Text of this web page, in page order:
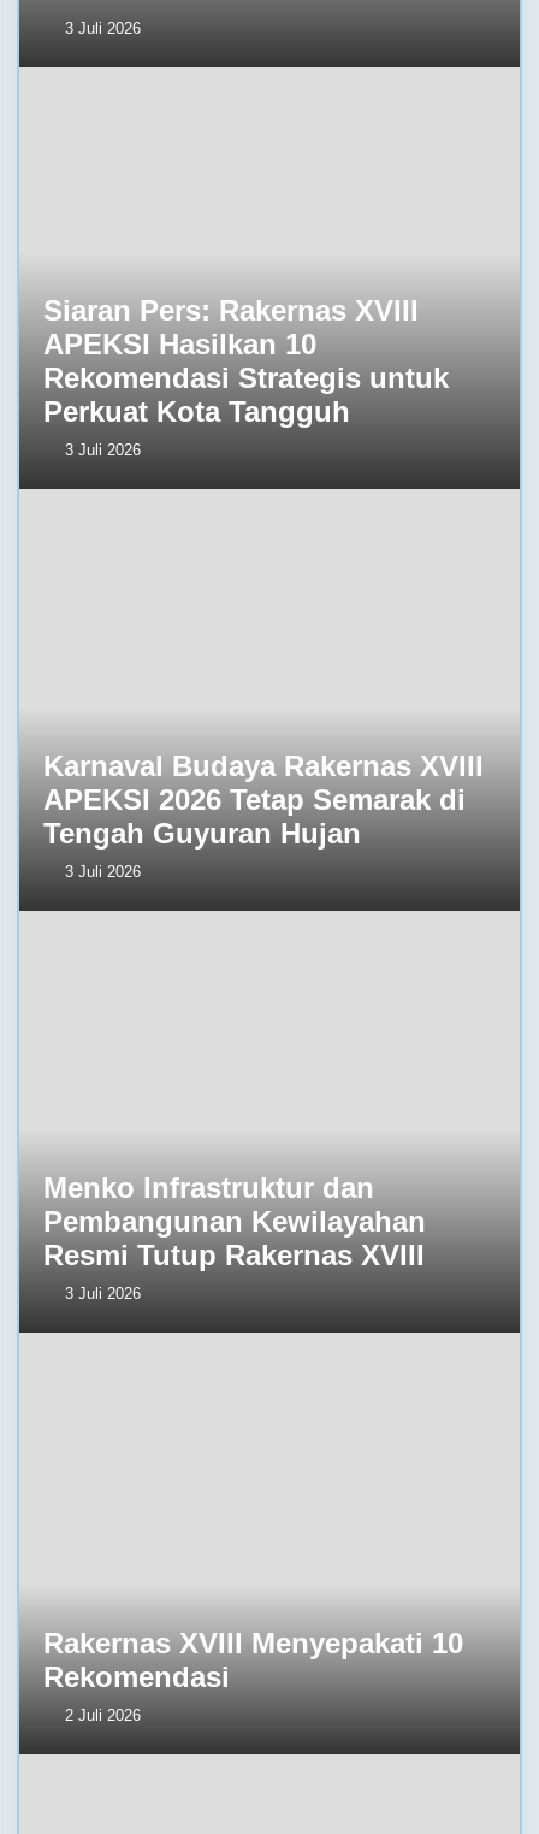
3 Juli 2026
Siaran Pers: Rakernas XVIII
APEKSI Hasilkan 10
Rekomendasi Strategis untuk
Perkuat Kota Tangguh
3 Juli 2026
Karnaval Budaya Rakernas XVIII
APEKSI 2026 Tetap Semarak di
Tengah Guyuran Hujan
3 Juli 2026
Menko Infrastruktur dan
Pembangunan Kewilayahan
Resmi Tutup Rakernas XVIII
3 Juli 2026
Rakernas XVIII Menyepakati 10
Rekomendasi
2 Juli 2026